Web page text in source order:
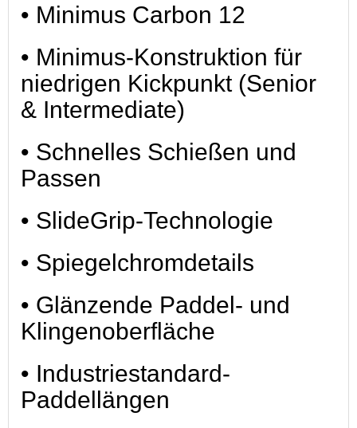
• Minimus Carbon 12
• Minimus-Konstruktion für
niedrigen Kickpunkt (Senior
& Intermediate)
• Schnelles Schießen und
Passen
• SlideGrip-Technologie
• Spiegelchromdetails
• Glänzende Paddel- und
Klingenoberfläche
• Industriestandard-
Paddellängen